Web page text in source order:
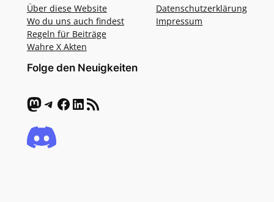
Über diese Website
Wo du uns auch findest
Regeln für Beiträge
Wahre X Akten
Datenschutzerklärung
Impressum
Folge den Neuigkeiten
Mastodon Telegram Facebook LinkedIn RSS-Feed